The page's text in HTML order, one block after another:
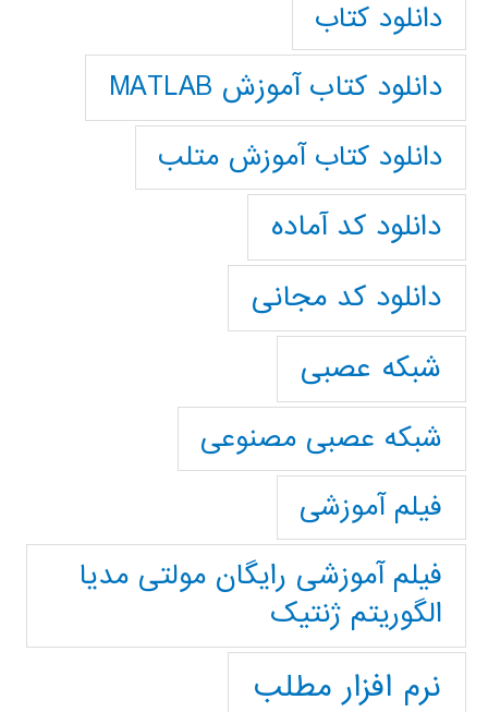
دانلود کتاب
دانلود کتاب آموزش MATLAB
دانلود کتاب آموزش متلب
دانلود کد آماده
دانلود کد مجانی
شبکه عصبی
شبکه عصبی مصنوعی
فیلم آموزشی
فیلم آموزشی رایگان مولتی مدیا
الگوریتم ژنتیک
نرم افزار مطلب